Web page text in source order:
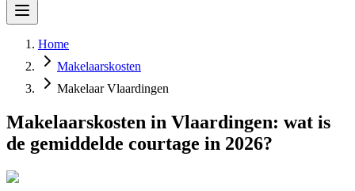
Home
Makelaarskosten
Makelaar Vlaardingen
Makelaarskosten in Vlaardingen: wat is
de gemiddelde courtage in 2026?